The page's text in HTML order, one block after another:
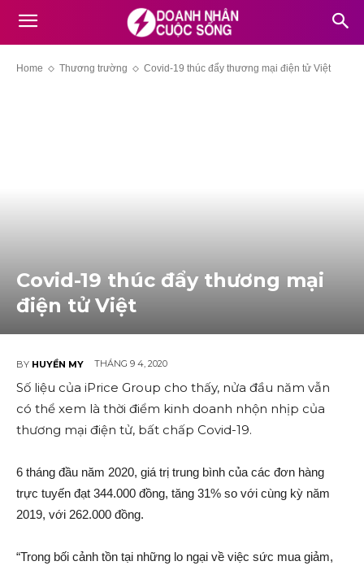
Home Thương trường Covid-19 thúc đẩy thương mại điện tử Việt
Covid-19 thúc đẩy thương mại
điện tử Việt
BY HUYỀN MY THÁNG 9 4, 2020
Số liệu của iPrice Group cho thấy, nửa đầu năm vẫn
có thể xem là thời điểm kinh doanh nhộn nhịp của
thương mại điện tử, bất chấp Covid-19.
6 tháng đầu năm 2020, giá trị trung bình của các đơn hàng
trực tuyến đạt 344.000 đồng, tăng 31% so với cùng kỳ năm
2019, với 262.000 đồng.
“Trong bối cảnh tồn tại những lo ngại về việc sức mua giảm,